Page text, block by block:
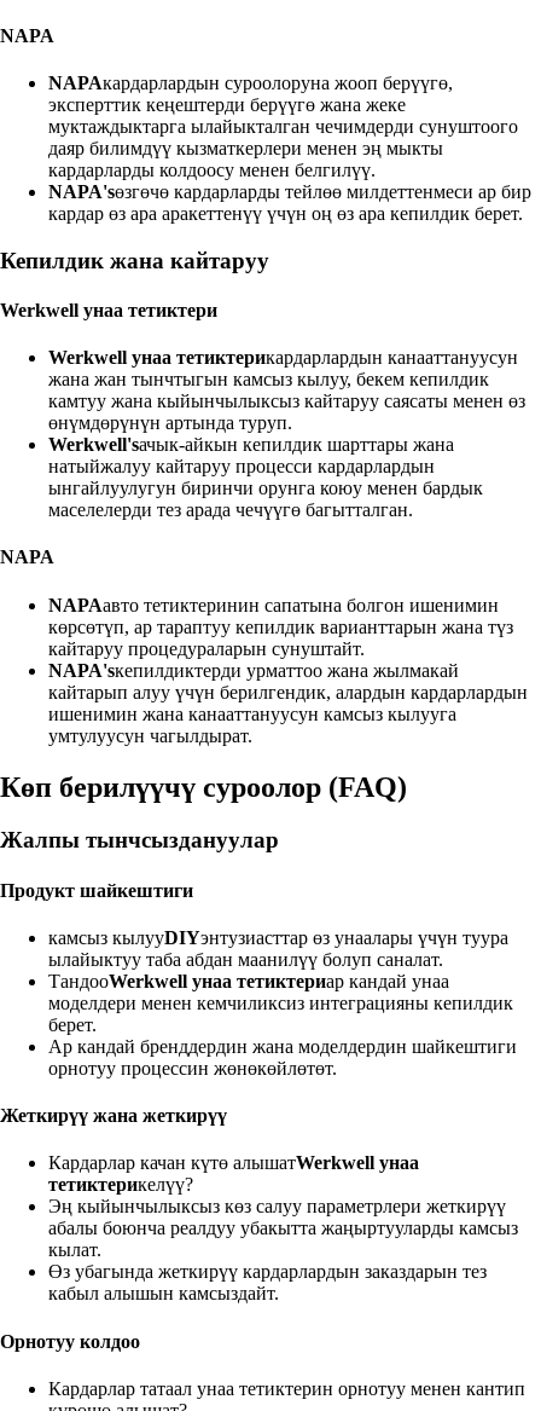
NAPA
NAPAкардарлардын суроолоруна жооп берүүгө,
эксперттик кеңештерди берүүгө жана жеке
муктаждыктарга ылайыкталган чечимдерди сунуштоого
даяр билимдүү кызматкерлери менен эң мыкты
кардарларды колдоосу менен белгилүү.
NAPA'sөзгөчө кардарларды тейлөө милдеттенмеси ар бир
кардар өз ара аракеттенүү үчүн оң өз ара кепилдик берет.
Кепилдик жана кайтаруу
Werkwell унаа тетиктери
Werkwell унаа тетиктерикардарлардын канааттануусун
жана жан тынчтыгын камсыз кылуу, бекем кепилдик
камтуу жана кыйынчылыксыз кайтаруу саясаты менен өз
өнүмдөрүнүн артында туруп.
Werkwell'sачык-айкын кепилдик шарттары жана
натыйжалуу кайтаруу процесси кардарлардын
ынгайлуулугун биринчи орунга коюу менен бардык
маселелерди тез арада чечүүгө багытталган.
NAPA
NAPAавто тетиктеринин сапатына болгон ишенимин
көрсөтүп, ар тараптуу кепилдик варианттарын жана түз
кайтаруу процедураларын сунуштайт.
NAPA'sкепилдиктерди урматтоо жана жылмакай
кайтарып алуу үчүн берилгендик, алардын кардарлардын
ишенимин жана канааттануусун камсыз кылууга
умтулуусун чагылдырат.
Көп берилүүчү суроолор (FAQ)
Жалпы тынчсыздануулар
Продукт шайкештиги
камсыз кылууDIYэнтузиасттар өз унаалары үчүн туура
ылайыктуу таба абдан маанилүү болуп саналат.
ТандооWerkwell унаа тетиктериар кандай унаа
моделдери менен кемчиликсиз интеграцияны кепилдик
берет.
Ар кандай бренддердин жана моделдердин шайкештиги
орнотуу процессин жөнөкөйлөтөт.
Жеткирүү жана жеткирүү
Кардарлар качан күтө алышатWerkwell унаа
тетиктерикелүү?
Эң кыйынчылыксыз көз салуу параметрлери жеткирүү
абалы боюнча реалдуу убакытта жаңыртууларды камсыз
кылат.
Өз убагында жеткирүү кардарлардын заказдарын тез
кабыл алышын камсыздайт.
Орнотуу колдоо
Кардарлар татаал унаа тетиктерин орнотуу менен кантип